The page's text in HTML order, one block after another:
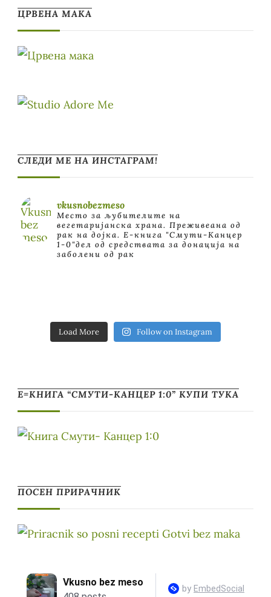
ЦРВЕНА МАКА
СЛЕДИ МЕ НА ИНСТАГРАМ!
vkusnobezmeso
Место за љубителите на
вегетаријанска храна. Преживеана од
рак на дојка. E-книга "Смути-Канцер
1-0"дел од средствата за донација на
заболени од рак
Load More Follow on Instagram
Е=КНИГА “СМУТИ-КАНЦЕР 1:0” КУПИ ТУКА
ПОСЕН ПРИРАЧНИК